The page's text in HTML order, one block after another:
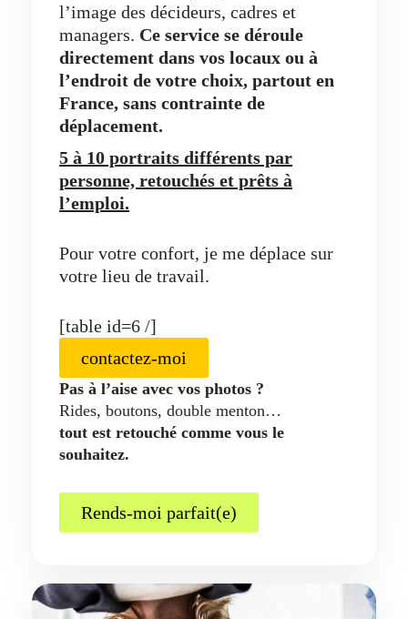
l’image des décideurs, cadres et
managers. Ce service se déroule
directement dans vos locaux ou à
l’endroit de votre choix, partout en
France, sans contrainte de
déplacement.
5 à 10 portraits différents par
personne, retouchés et prêts à
l’emploi.
Pour votre confort, je me déplace sur
votre lieu de travail.
[table id=6 /]
contactez-moi
Pas à l’aise avec vos photos ?
Rides, boutons, double menton…
tout est retouché comme vous le
souhaitez.
Rends-moi parfait(e)